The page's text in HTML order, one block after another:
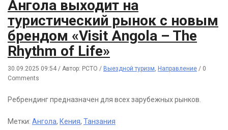
Ангола выходит на
туристический рынок с новым
брендом «Visit Angola – The
Rhythm of Life»
30.09.2025 09:54 / Автор: РСТО / Выездной туризм Направление / 0
Comments
Ребрендинг предназначен для всех зарубежных рынков.
Метки: Ангола, Кения, Танзания